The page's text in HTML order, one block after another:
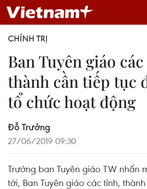
CHÍNH TRỊ
Ban Tuyên giáo
thành cần tiếp tục
tổ chức hoạt động
Đỗ Trưởng
27/06/2019 09:30
Trưởng ban Tuyên giáo TW nhấn
tới, Ban Tuyên giáo các tỉnh,